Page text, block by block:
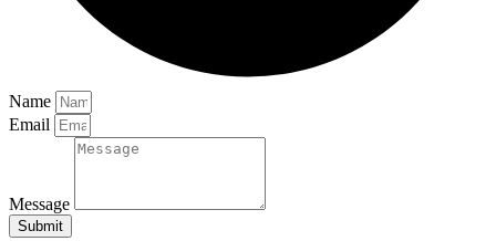
Name
Email
Message
Submit